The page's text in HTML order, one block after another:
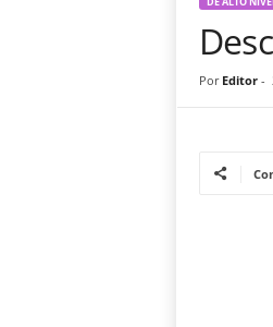
Por Editor-